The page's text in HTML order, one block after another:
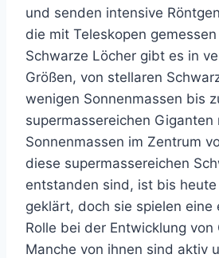
und senden intensive
die mit Teleskopen
Schwarze Löcher gibt es in
Größen, von stellaren
wenigen Sonnenmassen bis
supermassereichen Giganten
Sonnenmassen im Zentrum
diese supermassereichen
entstanden sind, ist bis
geklärt, doch sie spielen eine
Rolle bei der Entwicklung von
Manche von ihnen sind aktiv